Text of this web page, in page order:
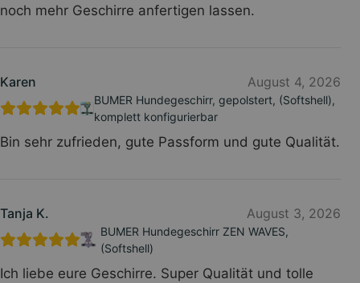
noch mehr Geschirre anfertigen lassen.
Karen August 4, 2026
BUMER Hundegeschirr, gepolstert, (Softshell),
komplett konfigurierbar
Bin sehr zufrieden, gute Passform und gute Qualität.
Tanja K. August 3, 2026
BUMER Hundegeschirr ZEN WAVES,
(Softshell)
Ich liebe eure Geschirre. Super Qualität und tolle